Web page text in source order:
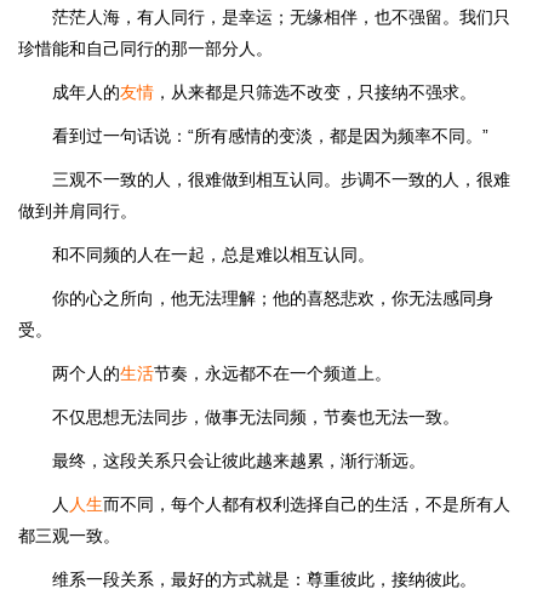
茫茫人海，有人同行，是幸运；无缘相伴，也不强留。我们只
珍惜能和自己同行的那一部分人。
成年人的友情 ，从来都是只筛选不改变，只接纳不强求。
看到过一句话说：“所有感情的变淡，都是因为频率不同。”
三观不一致的人，很难做到相互认同。步调不一致的人，很难
做到并肩同行。
和不同频的人在一起，总是难以相互认同。
你的心之所向，他无法理解；他的喜怒悲欢，你无法感同身
受。
两个人的生活节奏，永远都不在一个频道上。
不仅思想无法同步，做事无法同频，节奏也无法一致。
最终，这段关系只会让彼此越来越累，渐行渐远。
人 人生而不同，每个人都有权利选择自己的生活，不是所有人
都三观一致。
维系一段关系，最好的方式就是：尊重彼此，接纳彼此。